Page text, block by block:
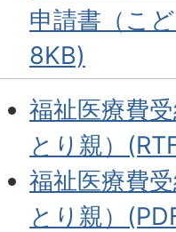
申請書（こ
8KB)
福祉医療費
とり親）
福祉医療費
とり親）